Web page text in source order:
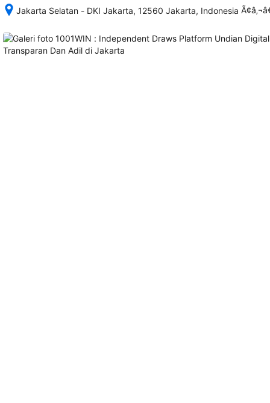
Jakarta Selatan - DKI Jakarta, 12560 Jakarta, Indonesia
memesan,
rincian